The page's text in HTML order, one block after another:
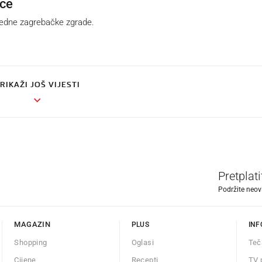
zagrebačke zgrade.
JOŠ VIJESTI
Podržite
MAGAZIN
Shopping
Cijene
PLUS
Oglasi
Recepti
TV